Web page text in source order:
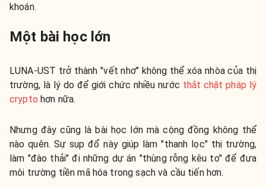
khoán.
Một bài học lớn
LUNA-UST trở thành "vết nhơ" không thể xóa nhòa của thị
trường, là lý do để giới chức nhiều nước thắt chặt pháp lý
crypto hơn nữa.
Nhưng đây cũng là bài học lớn mà cộng đồng không thể
nào quên. Sự sụp đổ này giúp làm "thanh lọc" thị trường,
làm "đào thải" đi những dự án "thùng rỗng kêu to" để đưa
môi trường tiền mã hóa trong sạch và cầu tiến hơn.